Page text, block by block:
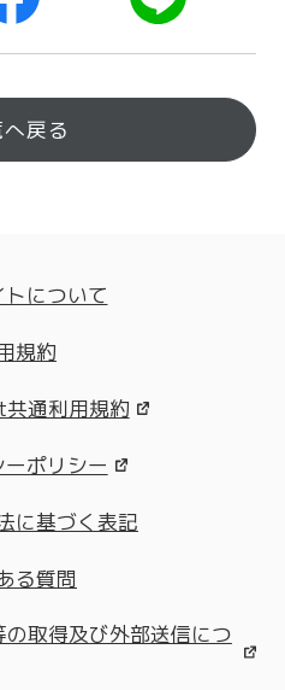
戻る
について
規約
通利用規約
ポリシー
に基づく表記
る質問
取得及び外部送信につ